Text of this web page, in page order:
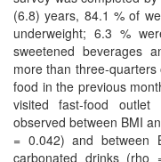
(6.8) years, 84.1 % of
underweight; 6.3 %
sweetened beverages
more than three-
food in the previous
visited fast-food
observed between BMI
= 0.042) and between
carbonated drinks